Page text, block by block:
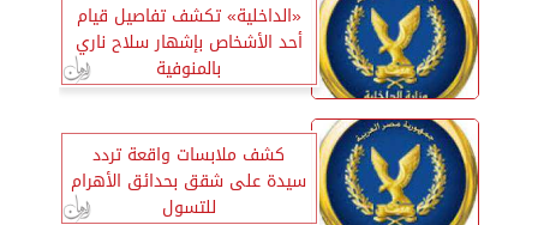
«الداخلية» تكشف تفاصيل قيام
أحد الأشخاص بإشهار سلاح ناري
بالمنوفية
كشف ملابسات واقعة تردد
سيدة على شقق بحدائق الأهرام
للتسول